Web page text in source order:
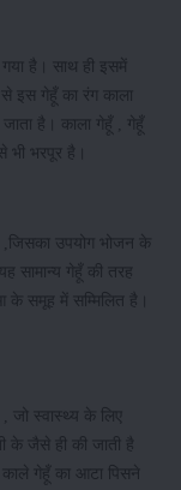
है। साथ ही इसमें
से इस गेहूँ का रंग काला
जाता है। काला गेहूँ , गेहूँ
भी भरपूर है।
उपयोग भोजन के
सामान्य गेहूँ की तरह
के समूह में सम्मिलित है।
स्वास्थ्य के लिए
के जैसे ही की जाती है
काले गेहूँ का आटा पिसने